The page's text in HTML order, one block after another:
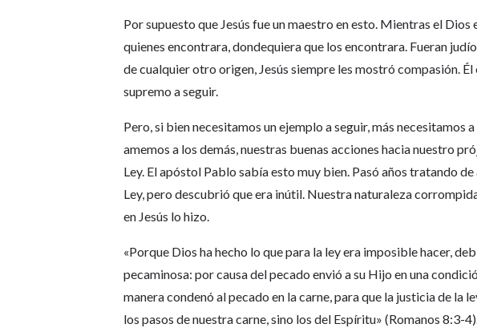
Por supuesto que Jesús fue un maestro en esto. Mientras el
quienes encontrara, dondequiera que los encontrara. Fueran
de cualquier otro origen, Jesús siempre les mostró compasión.
supremo a seguir.
Pero, si bien necesitamos un ejemplo a seguir, más necesitamos
amemos a los demás, nuestras buenas acciones hacia nuestro
Ley. El apóstol Pablo sabía esto muy bien. Pasó años tratando
Ley, pero descubrió que era inútil. Nuestra naturaleza
en Jesús lo hizo.
«Porque Dios ha hecho lo que para la ley era imposible hacer,
pecaminosa: por causa del pecado envió a su Hijo en una
manera condenó al pecado en la carne, para que la justicia de la
los pasos de nuestra carne, sino los del Espíritu» (Romanos 8:3-